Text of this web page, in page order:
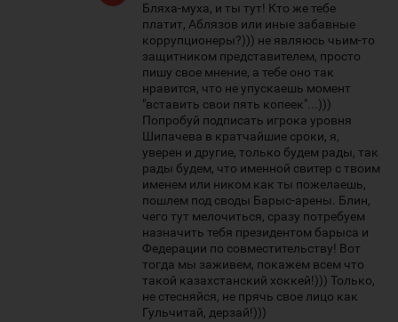
Бляха-муха, и ты тут! Кто же тебе
платит, Аблязов или иные забавные
коррупционеры?))) не являюсь чьим-то
защитником представителем, просто
пишу свое мнение, а тебе оно так
нравится, что не упускаешь момент
"вставить свои пять копеек"...)))
Попробуй подписать игрока уровня
Шипачева в кратчайшие сроки, я,
уверен и другие, только будем рады, так
рады будем, что именной свитер с твоим
именем или ником как ты пожелаешь,
пошлем под своды Барыс-арены. Блин,
чего тут мелочиться, сразу потребуем
назначить тебя президентом барыса и
Федерации по совместительству! Вот
тогда мы заживем, покажем всем что
такой казахстанский хоккей!))) Только,
не стесняйся, не прячь свое лицо как
Гульчитай, дерзай!)))